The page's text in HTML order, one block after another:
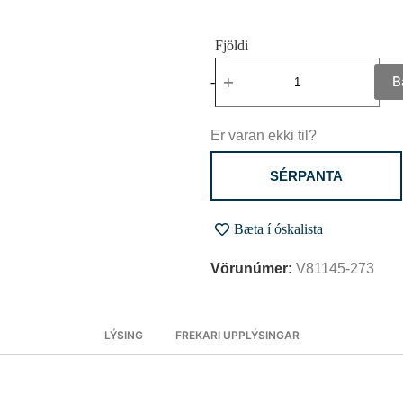
-
Er varan ekki til?
SÉRPANTA
Bæta í óskalista
Vörunúmer: V81145-273
LÝSING FREKARI UPPLÝSINGAR